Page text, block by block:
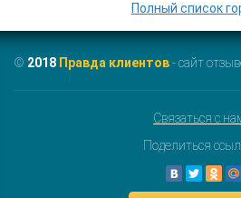
Полный список
© 2018 Правда клиентов- сайт
Связаться с
Поделиться